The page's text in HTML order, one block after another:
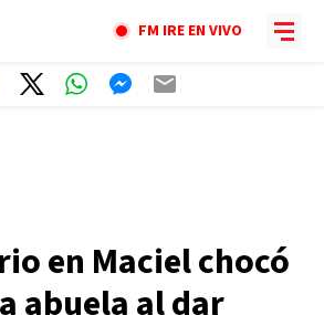
FM IRE EN VIVO
en Maciel chocó
abuela al dar